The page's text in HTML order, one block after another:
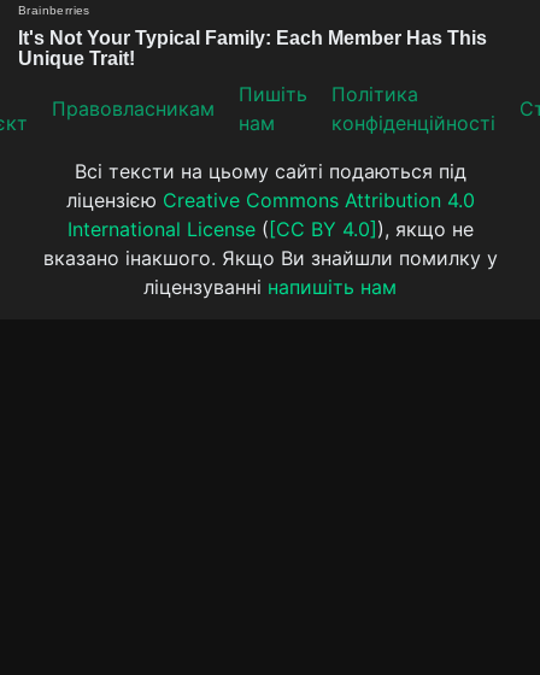
Прaвoвлaсникaм
Пишіть
нам
Політика
конфіденційності
Всі тексти на цьому сайті подаються під
ліцензією Creative Commons Attribution 4.0
International License( [CC BY 4.0] ), якщо не
вказано інакшого. Якщо Ви знайшли помилку у
ліцензуванні напишіть нам